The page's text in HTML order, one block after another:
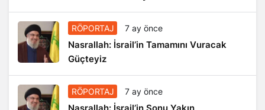
RÖPORTAJ 7 ay önce
Nasrallah: İsrail’in Tamamını Vuracak
Güçteyiz
RÖPORTAJ 7 ay önce
Nasrallah: İsrail’in Sonu Yakın